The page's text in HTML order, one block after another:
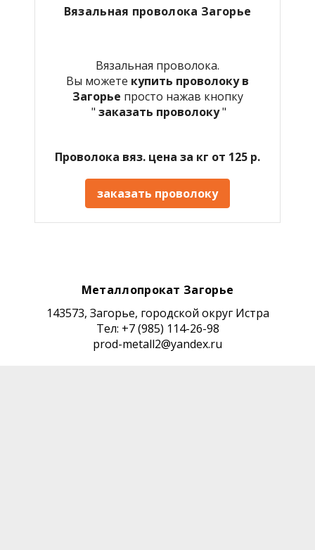
Вязальная проволока Загорье
Вязальная проволока.
Вы можете купить проволоку в
Загорье просто нажав кнопку
" заказать проволоку"
Проволока вяз. цена за кг от 125 р.
заказать проволоку
Металлопрокат Загорье
143573, Загорье, городской округ Истра
Тел: +7 (985) 114-26-98
prod-metall2@yandex.ru